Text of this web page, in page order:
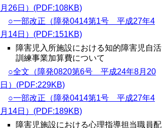
月26日）(PDF:108KB)
○一部改正（障発0414第1号 平成27年4
月14日）(PDF:151KB)
障害児入所施設における知的障害児自活
訓練事業加算費について
○全文（障発0820第6号 平成24年8月20
日）(PDF:229KB)
○一部改正（障発0414第1号 平成27年4
月14日）(PDF:189KB)
障害児施設における心理指導担当職員配